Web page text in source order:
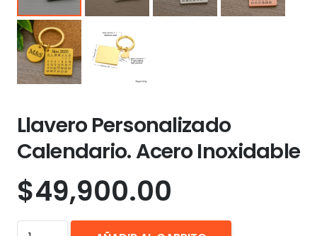
Llavero Personalizado
Calendario. Acero Inoxidable
$49,900.00
Llavero